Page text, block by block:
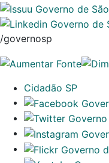
/governosp
Cidadão SP